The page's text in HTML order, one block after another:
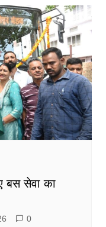
बस सेवा का
0